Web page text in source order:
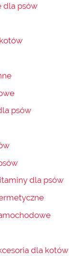
dla psów
psów
dla psów
dla kotów